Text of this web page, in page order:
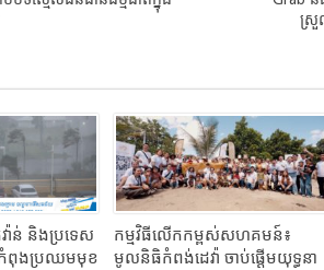
ស្រួ
ាន់ និងប្រទេស
កំពុងប្រឈមមុខ
កម្មវិធីលើកកម្ពស់សហគមន៍៖
មូលនិធិកំពង់ដេវ៉ា ចាប់ផ្តើមយុទ្ធនា